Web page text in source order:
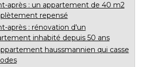
après : un appartement de 40 m2
repensé
après : rénovation d'un
inhabité depuis 50 ans
haussmannien qui casse